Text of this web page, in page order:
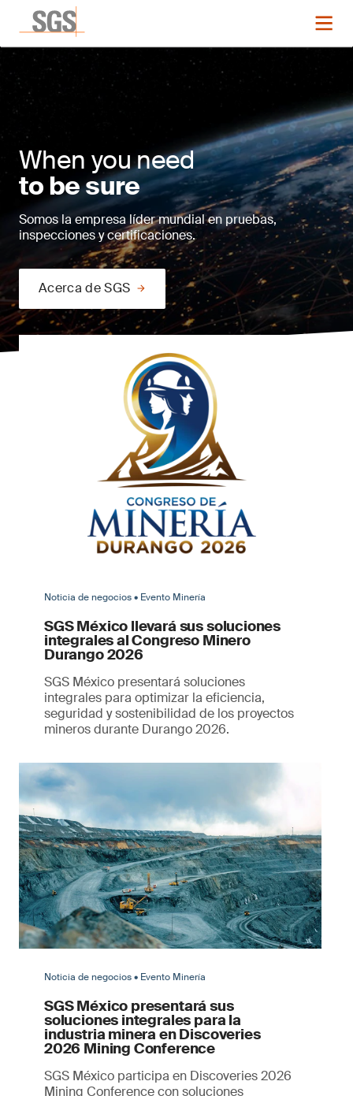
When you need
to be sure
Somos la empresa líder mundial en pruebas,
inspecciones y certificaciones.
Acerca de SGS
Noticia de negocios • Evento Minería
SGS México llevará sus soluciones
integrales al Congreso Minero
Durango 2026
SGS México presentará soluciones
integrales para optimizar la eficiencia,
seguridad y sostenibilidad de los proyectos
mineros durante Durango 2026.
Noticia de negocios • Evento Minería
SGS México presentará sus
soluciones integrales para la
industria minera en Discoveries
2026 Mining Conference
SGS México participa en Discoveries 2026
Mining Conference con soluciones